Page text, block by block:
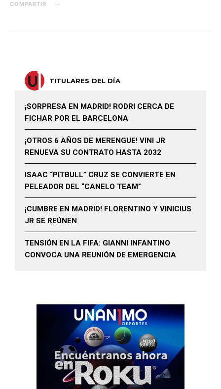
COMPARTIR
TITULARES DEL DÍA
¡SORPRESA EN MADRID! RODRI CERCA DE
FICHAR POR EL BARCELONA
¡OTROS 6 AÑOS DE MERENGUE! VINI JR
RENUEVA SU CONTRATO HASTA 2032
ISAAC “PITBULL” CRUZ SE CONVIERTE EN
PELEADOR DEL “CANELO TEAM”
¡CUMBRE EN MADRID! FLORENTINO Y VINICIUS
JR SE REÚNEN
TENSIÓN EN LA FIFA: GIANNI INFANTINO
CONVOCA UNA REUNIÓN DE EMERGENCIA